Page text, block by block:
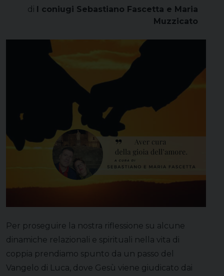
di I coniugi Sebastiano Fascetta e Maria
Muzzicato
Per proseguire la nostra riflessione su alcune
dinamiche relazionali e spirituali nella vita di
coppia prendiamo spunto da un passo del
Vangelo di Luca, dove Gesù viene giudicato dai